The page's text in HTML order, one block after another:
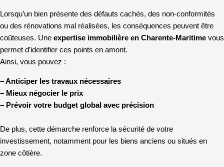
Lorsqu’un bien présente des défauts cachés, des non-conformités
ou des rénovations mal réalisées, les conséquences peuvent être
coûteuses. Une expertise immobilière en Charente-Maritime vous
permet d’identifier ces points en amont.
Ainsi, vous pouvez :
– Anticiper les travaux nécessaires
– Mieux négocier le prix
– Prévoir votre budget global avec précision
De plus, cette démarche renforce la sécurité de votre
investissement, notamment pour les biens anciens ou situés en
zone côtière.